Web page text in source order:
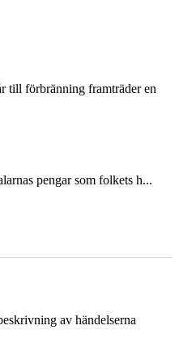
till förbränning framträder en
pengar som folkets h...
av händelserna